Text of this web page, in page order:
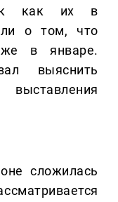
как их в
о том, что
в январе.
выяснить
сложилась